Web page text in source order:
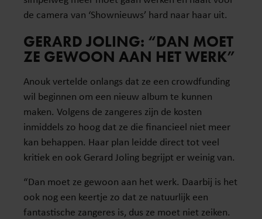
de camera van ‘Shownieuws’ hard naar haar uit.
GERARD JOLING: “DAN MOET
ZE GEWOON AAN HET WERK”
Anouk vertelde onlangs dat ze een crowdfunding
wil beginnen om een nieuw album te kunnen
maken. Volgens de zangeres zijn de kosten
inmiddels zo hoog dat ze die financieel niet meer
kan behappen. Haar plan leidde direct tot veel
kritiek en ook Gerard Joling begrijpt er weinig van.
“Dan moet ze gewoon aan het werk. Daarbij is het
ook nog een keertje zo dat ze natuurlijk een
fantastische zangeres is, dus ze moet niet zeiken.